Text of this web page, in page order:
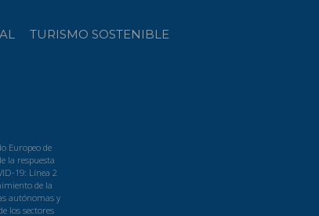
TURISMO SOSTENIBLE
Europeo de
la respuesta
19: Línea 2
de la
autónomas y
los sectores